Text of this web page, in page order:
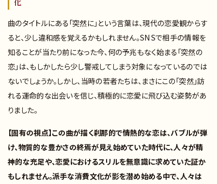
化
曲のタイトルにある「突然に」という言葉は、現代の恋愛観からす
ると、少し違和感を覚えるかもしれません。SNSで相手の情報を
知ることが当たり前になった今、何の予兆もなく始まる「突然の
恋」は、もしかしたら少し警戒してしまう対象になっているのでは
ないでしょうか。しかし、当時の若者たちは、まさにこの「突然」訪
れる運命的な出会いを信じ、積極的に恋愛に飛び込む姿勢があ
りました。
【固有の視点】この曲が描く刹那的で情熱的な恋は、バブルが弾
け、物質的な豊かさの終焉が見え始めていた時代に、人々が精
神的な充足や、恋愛におけるスリルを無意識に求めていた証か
もしれません。派手な消費文化が影を潜め始める中で、人々は